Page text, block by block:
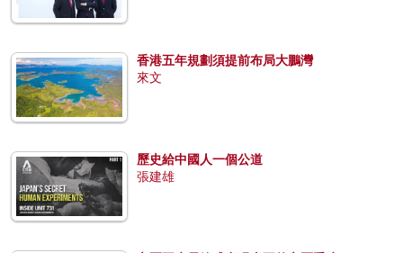
香港五年規劃須提前布局大鵬灣
來文
歷史給中國人一個公道
張建雄